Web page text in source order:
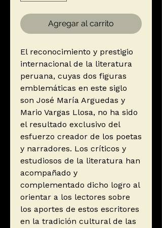
Agregar al carrito
El reconocimiento y prestigio
internacional de la literatura
peruana, cuyas dos figuras
emblemáticas en este siglo
son José María Arguedas y
Mario Vargas Llosa, no ha sido
el resultado exclusivo del
esfuerzo creador de los poetas
y narradores. Los críticos y
estudiosos de la literatura han
acompañado y
complementado dicho logro al
orientar a los lectores sobre
los aportes de estos escritores
en la tradición cultural de las